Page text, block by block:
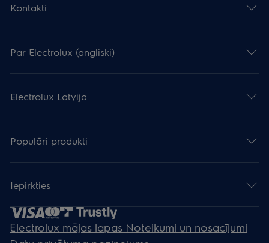
Kontakti
Par Electrolux (angliski)
Electrolux Latvija
Populāri produkti
Iepirkties
Electrolux mājas lapas Noteikumi un nosacījumi